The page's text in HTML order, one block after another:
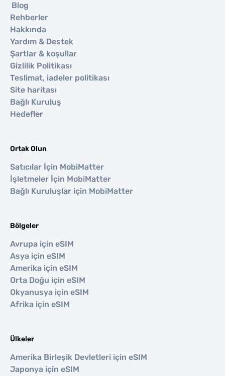
Blog
Rehberler
Hakkında
Yardım & Destek
Şartlar & koşullar
Gizlilik Politikası
Teslimat, iadeler politikası
Site haritası
Bağlı Kuruluş
Hedefler
Ortak Olun
Satıcılar İçin MobiMatter
İşletmeler İçin MobiMatter
Bağlı Kuruluşlar için MobiMatter
Bölgeler
Avrupa için eSIM
Asya için eSIM
Amerika için eSIM
Orta Doğu için eSIM
Okyanusya için eSIM
Afrika için eSIM
Ülkeler
Amerika Birleşik Devletleri için eSIM
Japonya için eSIM